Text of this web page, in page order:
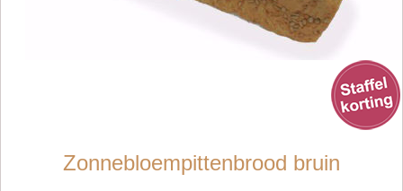
Zonnebloempittenbrood bruin